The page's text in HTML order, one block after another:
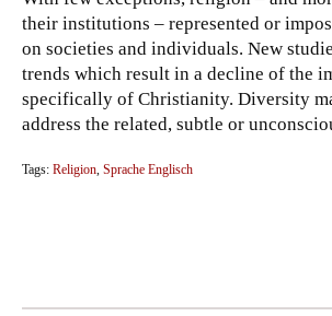
their institutions – represented or
on societies and individuals. New
trends which result in a decline of the
specifically of Christianity. Diversity
address the related, subtle or
Tags: Religion, Sprache Englisch